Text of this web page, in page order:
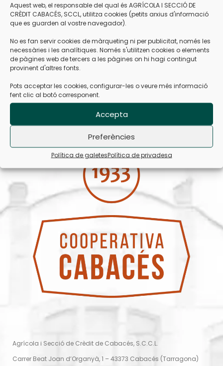
Aquest web, el responsable del qual és AGRÍCOLA I SECCIÓ DE
CRÈDIT CABACÉS, SCCL, utilitza cookies (petits arxius d'informació
que es guarden al vostre navegador).
No es fan servir cookies de màrqueting ni per publicitat, només les
necessàries i les analítiques. Només s'utilitzen cookies o elements
de pàgines web de tercers a les pàgines on hi hagi contingut
provinent d'altres fonts.
Pots acceptar les cookies, configurar-les o veure més informació
fent clic al botó corresponent.
Accepta
Preferències
Política de galetesPolítica de privadesa
Newer
Agrícola i Secció de Crèdit de Cabacés, S.C.C.L.
Carrer Beat Joan d’Organyà, 1 – 43373 Cabacés (Tarragona)